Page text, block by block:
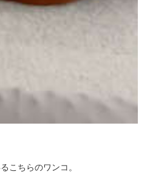
こちらのワンコ。